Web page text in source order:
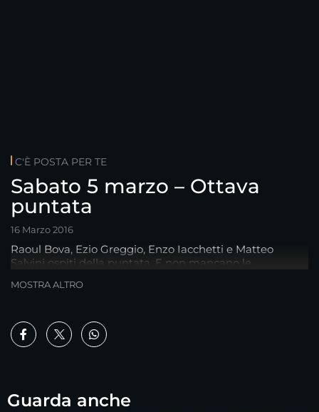
C'È POSTA PER TE
Sabato 5 marzo – Ottava
puntata
16 Marzo 2016
Raoul Bova, Ezio Greggio, Enzo Iacchetti e Matteo
Salvini ospiti della puntata. E non mancano le
MOSTRA ALTRO
Guarda anche